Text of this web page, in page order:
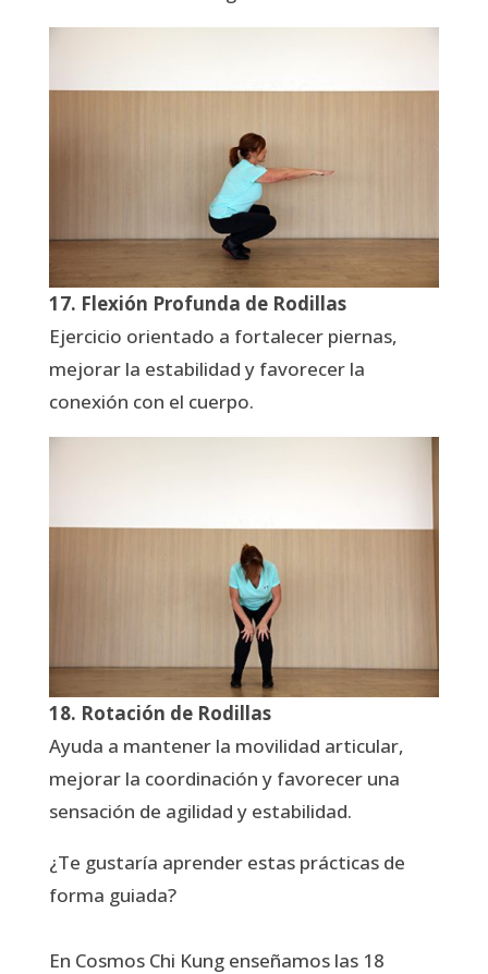
17. Flexión Profunda de Rodillas
Ejercicio orientado a fortalecer piernas,
mejorar la estabilidad y favorecer la
conexión con el cuerpo.
18. Rotación de Rodillas
Ayuda a mantener la movilidad articular,
mejorar la coordinación y favorecer una
sensación de agilidad y estabilidad.
¿Te gustaría aprender estas prácticas de
forma guiada?
En Cosmos Chi Kung enseñamos las 18